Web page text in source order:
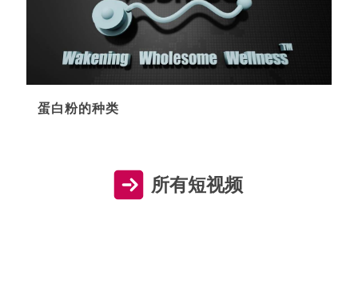
蛋白粉的种类
所有短视频